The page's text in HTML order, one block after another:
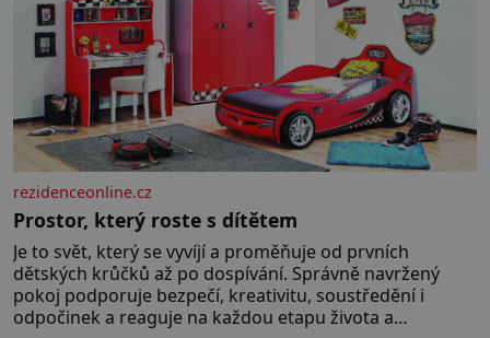
rezidenceonline.cz
Prostor, který roste s dítětem
Je to svět, který se vyvíjí a proměňuje od prvních
dětských krůčků až po dospívání. Správně navržený
pokoj podporuje bezpečí, kreativitu, soustředění i
odpočinek a reaguje na každou etapu života a